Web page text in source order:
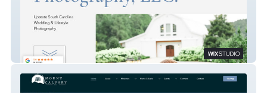
Caroline Renee Photography